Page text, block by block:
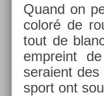
Quand on
coloré de
tout de
em­preint
seraient
sport ont